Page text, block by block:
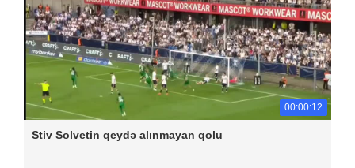
00:00:12
Stiv Solvetin qeydə alınmayan qolu